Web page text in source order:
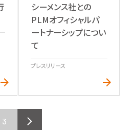
シーメンス社との
PLMオフィシャルパ
ートナーシップについ
て
プレスリリース
3